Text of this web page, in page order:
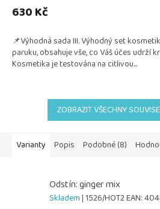
produktu
je
z
5
hvězdiček.
630 Kč
📌Výhodná sada III. Výhodný set
paruku, obsahuje vše, co Váš účes udrží
Kosmetika je testována na citlivou...
ZOBRAZIT VŠECHNY
Varianty Popis Podobné (8)
Odstín: ginger mix
Skladem| 1526/HOT2EAN: